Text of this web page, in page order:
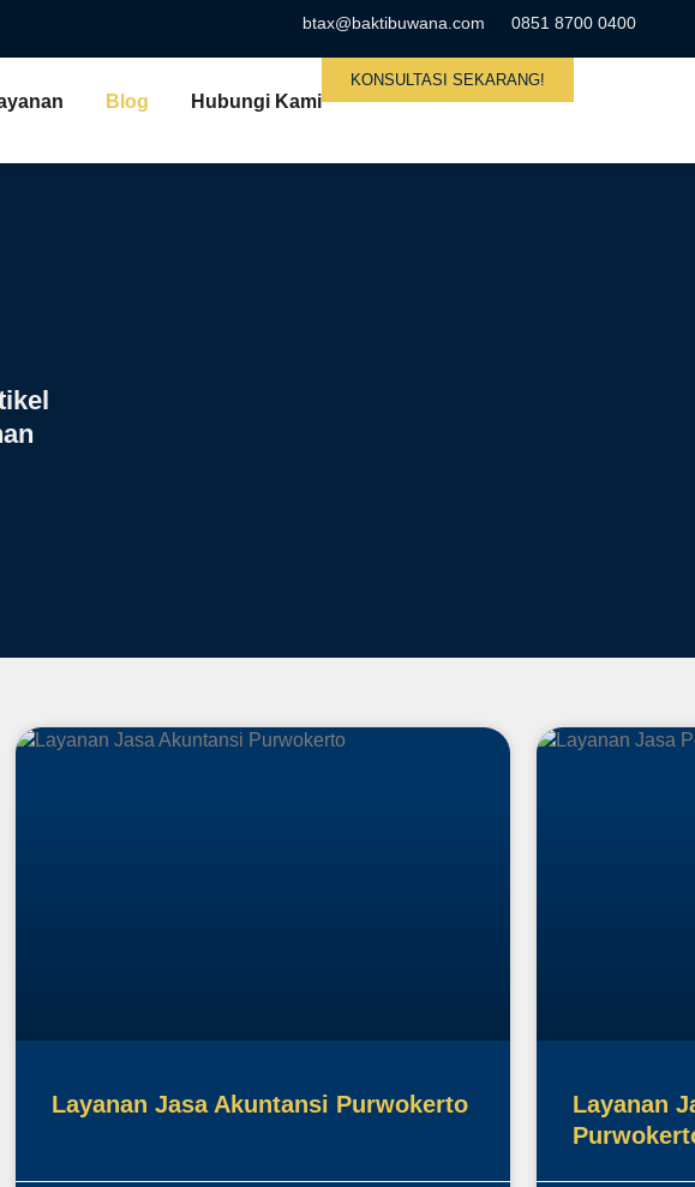
btax@baktibuwana.com 0851 8700 0400
Blog Hubungi Kami
KONSULTASI SEKARANG!
Layanan Jasa Akuntansi Purwokerto
Layanan